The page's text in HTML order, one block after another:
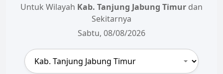
Untuk Wilayah Kab. Tanjung Jabung Timur dan
Sekitarnya
Sabtu, 08/08/2026